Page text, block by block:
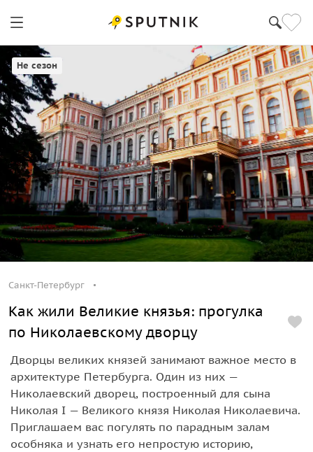
Санкт-Петербург
Не сезон
Санкт-Петербург
Как жили Великие князья: прогулка
по Николаевскому дворцу
Дворцы великих князей занимают важное место в
архитектуре Петербурга. Один из них —
Николаевский дворец, построенный для сына
Николая I — Великого князя Николая Николаевича.
Приглашаем вас погулять по парадным залам
особняка и узнать его непростую историю,